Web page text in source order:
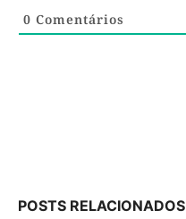
0 Comentários
POSTS RELACIONADOS